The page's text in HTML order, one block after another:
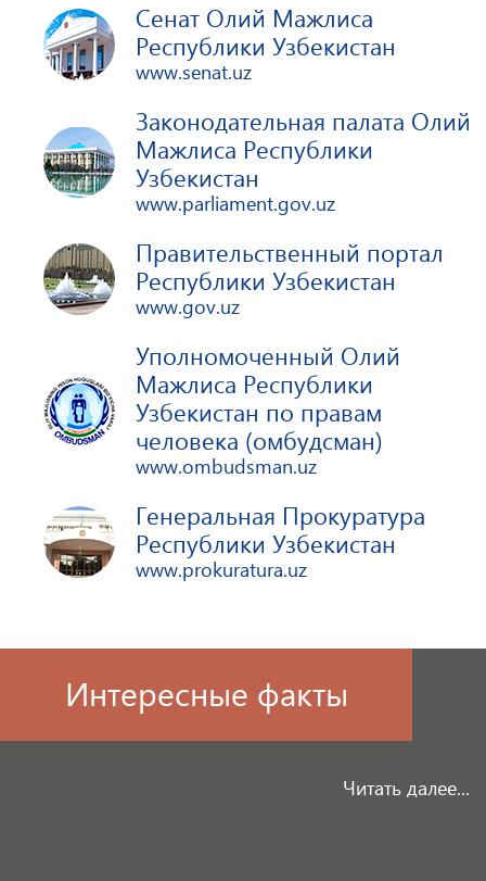
Сенат Олий Мажлиса
Республики Узбекистан
www.senat.uz
Законодательная палата Олий
Мажлиса Республики
Узбекистан
www.parliament.gov.uz
Правительственный портал
Республики Узбекистан
www.gov.uz
Уполномоченный Олий
Мажлиса Республики
Узбекистан по правам
человека (омбудсман)
www.ombudsman.uz
Генеральная Прокуратура
Республики Узбекистан
www.prokuratura.uz
Интересные факты
Читать далее...